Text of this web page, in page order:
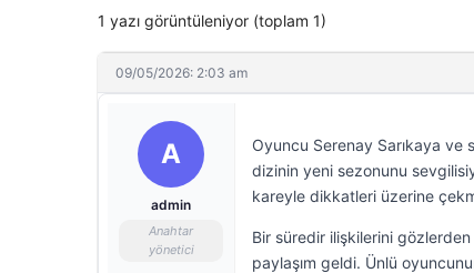
1 yazı görüntüleniyor (toplam 1)
09/05/2026: 2:03 am
A
admin
Anahtar
yönetici
Oyuncu Serenay Sarıkaya ve
dizinin yeni sezonunu
kareyle dikkatleri üzerine
Bir süredir ilişkilerini
paylaşım geldi. Ünlü